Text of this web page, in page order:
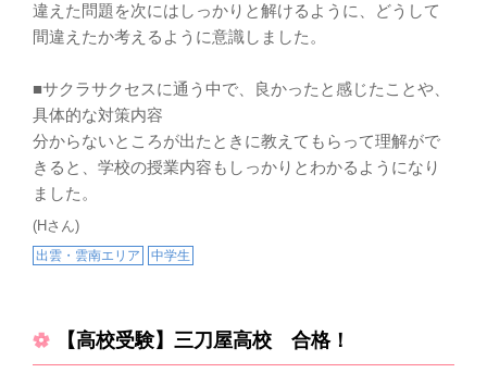
違えた問題を次にはしっかりと解けるように、どうして
間違えたか考えるように意識しました。
■サクラサクセスに通う中で、良かったと感じたことや、
具体的な対策内容
分からないところが出たときに教えてもらって理解がで
きると、学校の授業内容もしっかりとわかるようになり
ました。
(Hさん)
出雲・雲南エリア 中学生
【高校受験】三刀屋高校 合格！